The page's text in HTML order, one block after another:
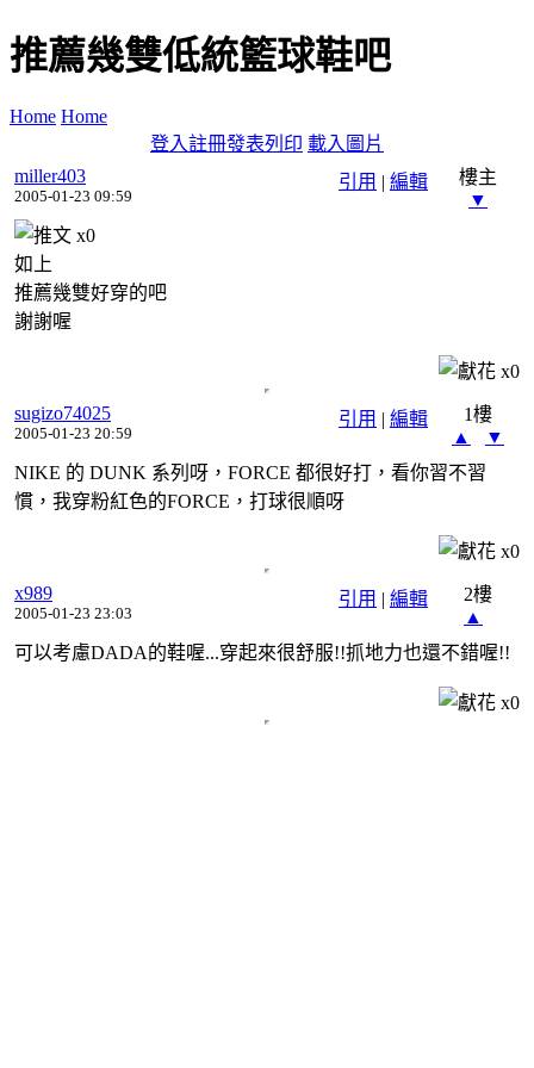
推薦幾雙低統籃球鞋吧
Home Home
登入註冊發表列印 載入圖片
引用 | 編輯
miller403
2005-01-23 09:59
樓主
▼
x0
如上
推薦幾雙好穿的吧
謝謝喔
x0
引用 | 編輯
sugizo74025
2005-01-23 20:59
1樓
▲
▼
NIKE 的 DUNK 系列呀，FORCE 都很好打，看你習不習
慣，我穿粉紅色的FORCE，打球很順呀
x0
引用 | 編輯
x989
2005-01-23 23:03
2樓
▲
可以考慮DADA的鞋喔...穿起來很舒服!!抓地力也還不錯喔!!
x0